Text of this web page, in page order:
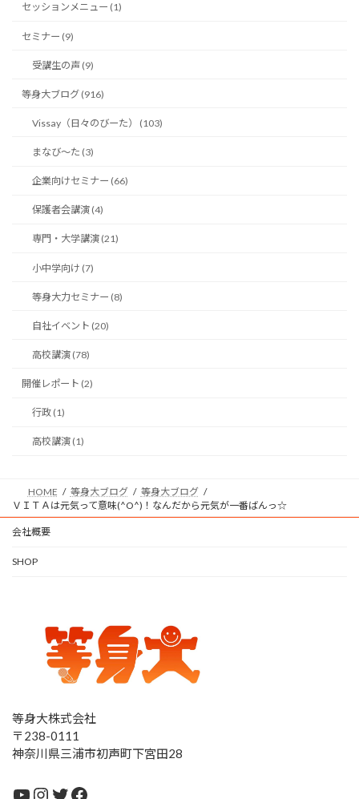
セッションメニュー (1)
セミナー (9)
受講生の声 (9)
等身大ブログ (916)
Vissay（日々のびーた） (103)
まなび〜た (3)
企業向けセミナー (66)
保護者会講演 (4)
専門・大学講演 (21)
小中学向け (7)
等身大力セミナー (8)
自社イベント (20)
高校講演 (78)
開催レポート (2)
行政 (1)
高校講演 (1)
HOME 等身大ブログ
等身大ブログ
ＶＩＴＡは元気って意味(^O^)！なんだから元気が一番ばんっ☆
会社概要
SHOP
等身大株式会社
〒238-0111
神奈川県三浦市初声町下宮田28
YouTube
Instagram
Twitter
Facebook